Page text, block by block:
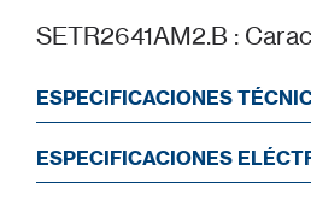
SETR2641AM2.B :
ESPECIFICACIONES
ESPECIFICACIONES